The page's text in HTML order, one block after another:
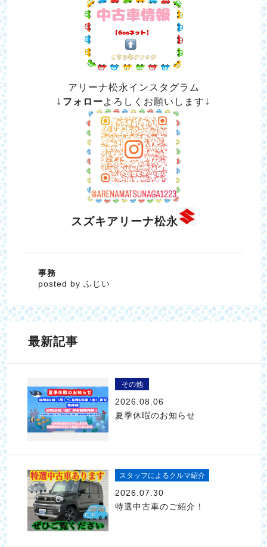
アリーナ松永インスタグラム
↓ フ ォ ローよろしくお願いします ↓
スズキアリーナ松永
事務
posted by ふじい
最新記事
その他
2026.08.06
夏季休暇のお知らせ
スタッフによるクルマ紹介
2026.07.30
特選中古車のご紹介！